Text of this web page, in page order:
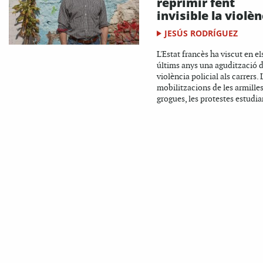
invisible la
JESÚS RODRÍGUEZ
L'Estat francès ha viscut en
últims anys una agudització
violència policial als carrers.
mobilitzacions de les armilles
grogues, les protestes